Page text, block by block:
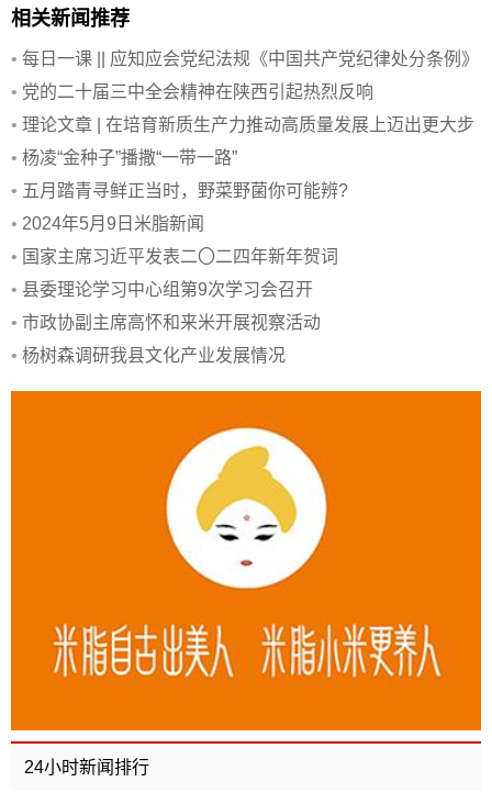
相关新闻推荐
• 每日一课 || 应知应会党纪法规《中国共产党纪律处分条例》
• 党的二十届三中全会精神在陕西引起热烈反响
• 理论文章 | 在培育新质生产力推动高质量发展上迈出更大步
伐
• 杨凌“金种子”播撒“一带一路”
• 五月踏青寻鲜正当时，野菜野菌你可能辨?
• 2024年5月9日米脂新闻
• 国家主席习近平发表二〇二四年新年贺词
• 县委理论学习中心组第9次学习会召开
• 市政协副主席高怀和来米开展视察活动
• 杨树森调研我县文化产业发展情况
24小时新闻排行